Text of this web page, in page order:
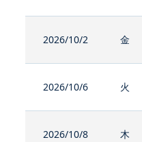
2026/10/2 金
2026/10/6 火
2026/10/8 木